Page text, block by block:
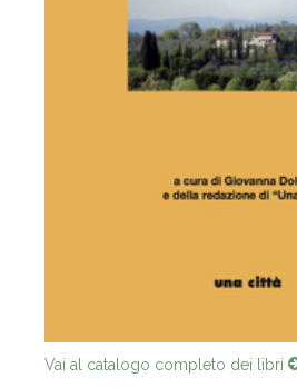
Vai al catalogo completo dei libri